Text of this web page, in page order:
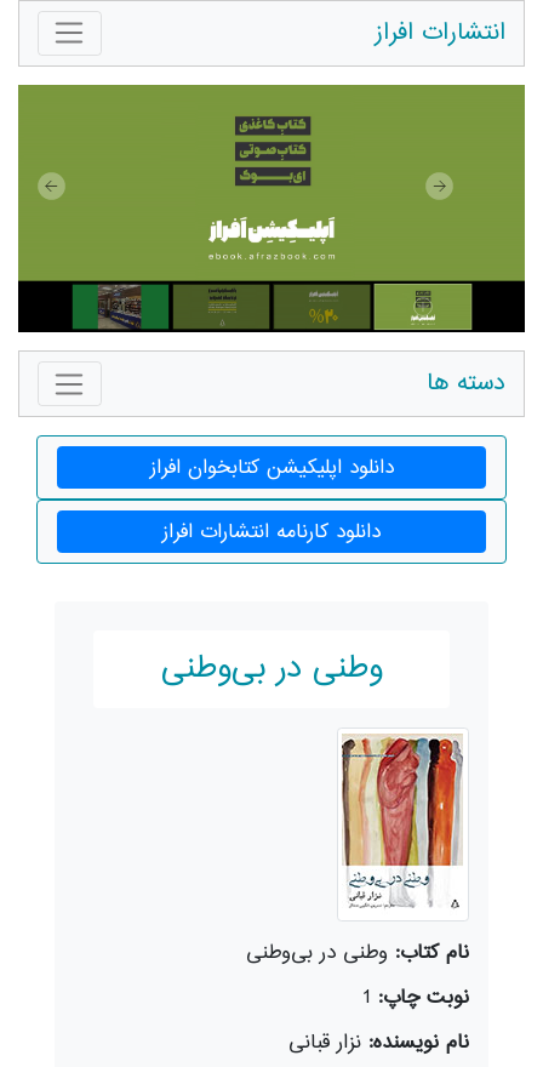
انتشارات افراز
دسته ها
دانلود اپلیکیشن کتابخوان افراز
دانلود کارنامه انتشارات افراز
وطنی در بی‌وطنی
نام کتاب: وطنی در بی‌وطنی
نوبت چاپ: 1
نام نویسنده: نزار قبانی